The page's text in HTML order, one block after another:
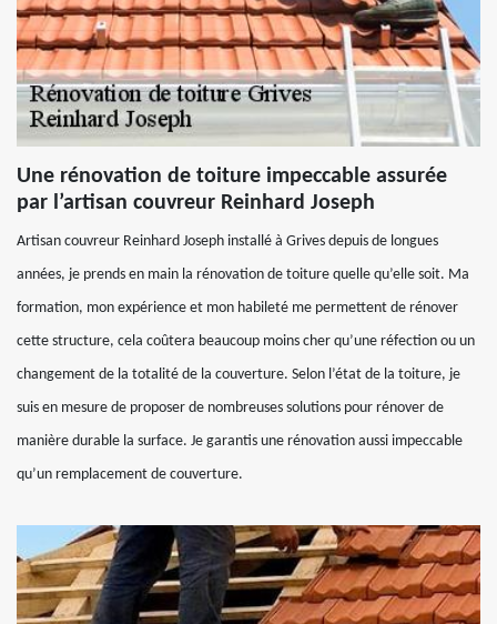
Une rénovation de toiture impeccable assurée
par l’artisan couvreur Reinhard Joseph
Artisan couvreur Reinhard Joseph installé à Grives depuis de longues
années, je prends en main la rénovation de toiture quelle qu’elle soit. Ma
formation, mon expérience et mon habileté me permettent de rénover
cette structure, cela coûtera beaucoup moins cher qu’une réfection ou un
changement de la totalité de la couverture. Selon l’état de la toiture, je
suis en mesure de proposer de nombreuses solutions pour rénover de
manière durable la surface. Je garantis une rénovation aussi impeccable
qu’un remplacement de couverture.